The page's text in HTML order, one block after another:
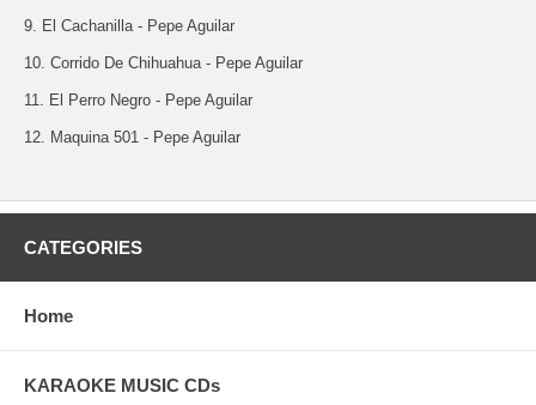
9. El Cachanilla - Pepe Aguilar
10. Corrido De Chihuahua - Pepe Aguilar
11. El Perro Negro - Pepe Aguilar
12. Maquina 501 - Pepe Aguilar
CATEGORIES
Home
KARAOKE MUSIC CDs